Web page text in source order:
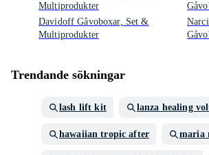
Multiprodukter
Davidoff Gåvoboxar, Set &
Multiprodukter
Trendande sökningar
lash lift kit lanza healing
hawaiian tropic after maria